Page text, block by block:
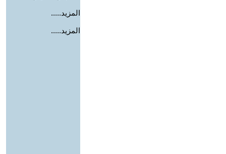
المزيد.....
المزيد.....